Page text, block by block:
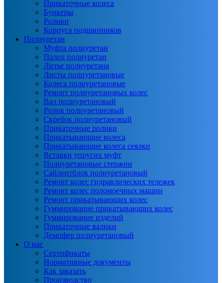
Прикаточные колеса
Бункеры
Ролики
Корпуса подшипников
Полиуретан
Муфта полиуретан
Палец полиуретан
Литье полиуретана
Листы полиуретановые
Колеса полиуретановые
Ремонт полиуретановых колес
Вал полиуретановый
Ролик полиуретановый
Скребок полиуретановый
Прикаточные ролики
Прикатывающие колеса
Прикатывающие колеса сеялки
Вставки упругих муфт
Полиуретановые стержни
Сайлентблок полиуретановый
Ремонт колес гидравлических тележек
Ремонт колес поломоечных машин
Ремонт прикатывающих колес
Гуммирование прикатывающих колес
Гуммирование изделий
Прикаточные валики
Демпфер полиуретановый
О нас
Сертификаты
Нормативные документы
Как заказать
Производство